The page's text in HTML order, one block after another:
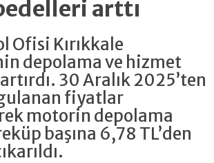
arttı
Ofisi Kırıkkale
depolama ve hizmet
30 Aralık 2025’ten
fiyatlar
motorin depolama
başına 6,78 TL’den